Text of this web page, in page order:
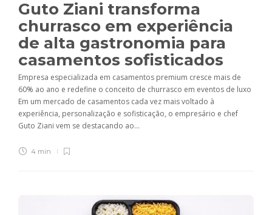
Guto Ziani transforma
churrasco em experiência
de alta gastronomia para
casamentos sofisticados
Empresa especializada em casamentos premium cresce mais de
60% ao ano e redefine o conceito de churrasco em eventos de luxo
Em um mercado de casamentos cada vez mais voltado à
experiência, personalização e sofisticação, o empresário e chef
Guto Ziani vem se destacando ao...
4 min